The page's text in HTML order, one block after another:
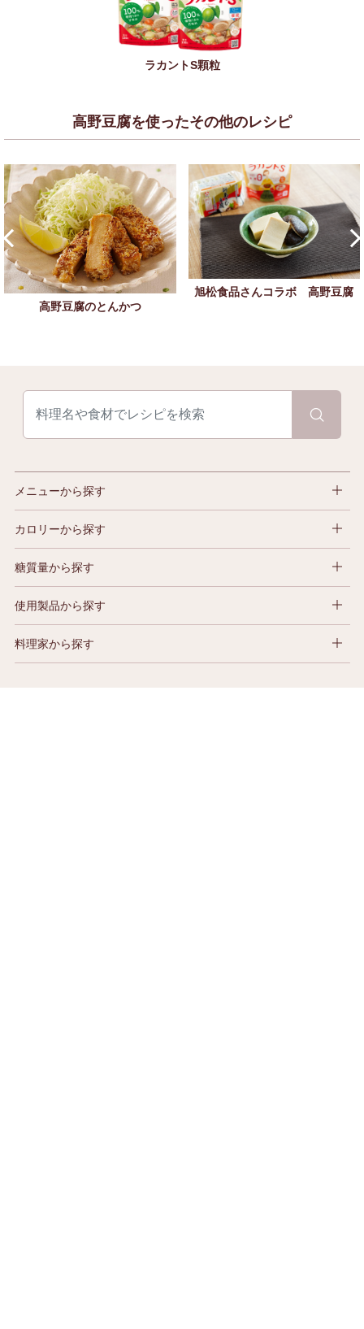
ラカントS顆粒
高野豆腐を使ったその他のレシピ
高野豆腐のとんかつ
旭松食品さんコラボ 高野豆腐
メニューから探す
カロリーから探す
糖質量から探す
使用製品から探す
料理家から探す